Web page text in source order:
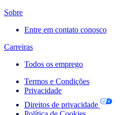
Sobre
Entre em contato conosco
Carreiras
Todos os emprego
Termos e Condições
Privacidade
Direitos de privacidade